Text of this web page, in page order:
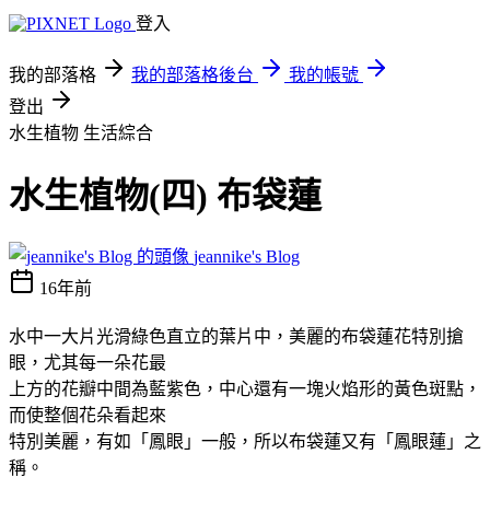
登入
我的部落格 我的部落格後台
我的帳號
登出
水生植物 生活綜合
水生植物(四) 布袋蓮
jeannike's Blog
16年前
水中一大片光滑綠色直立的葉片中，美麗的布袋蓮花特別搶
眼，尤其每一朵花最
上方的花瓣中間為藍紫色，中心還有一塊火焰形的黃色斑點，
而使整個花朵看起來
特別美麗，有如「鳳眼」一般，所以布袋蓮又有「鳳眼蓮」之
稱。